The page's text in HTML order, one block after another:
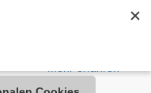
Warenkorb
Durch die Nutzung dieser
dass Cookies